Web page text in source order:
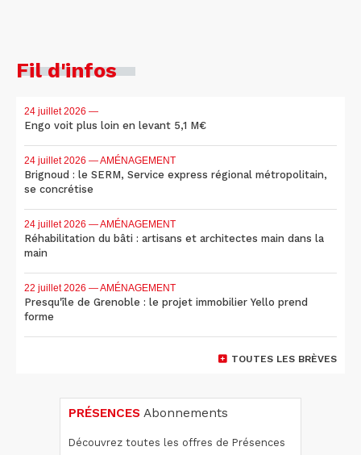
Fil d'infos
24 juillet 2026 —
Engo voit plus loin en levant 5,1 M€
24 juillet 2026 — AMÉNAGEMENT
Brignoud : le SERM, Service express régional métropolitain,
se concrétise
24 juillet 2026 — AMÉNAGEMENT
Réhabilitation du bâti : artisans et architectes main dans la
main
22 juillet 2026 — AMÉNAGEMENT
Presqu'île de Grenoble : le projet immobilier Yello prend
forme
TOUTES LES BRÈVES
PRÉSENCES Abonnements
Découvrez toutes les offres de Présences